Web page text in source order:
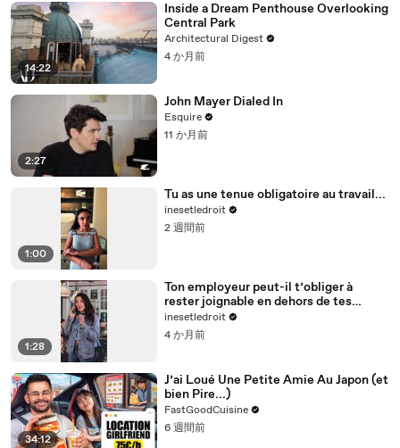
14:22
Inside a Dream Penthouse Overlooking
Central Park
Architectural Digest
4 か月前
2:27
John Mayer Dialed In
Esquire
11 か月前
1:00
Tu as une tenue obligatoire au travail...
inesetledroit
2 週間前
1:28
Ton employeur peut-il t’obliger à
rester joignable en dehors de tes
horaires ?
inesetledroit
4 か月前
34:12
J’ai Loué Une Petite Amie Au Japon (et
bien Pire...)
FastGoodCuisine
6 週間前